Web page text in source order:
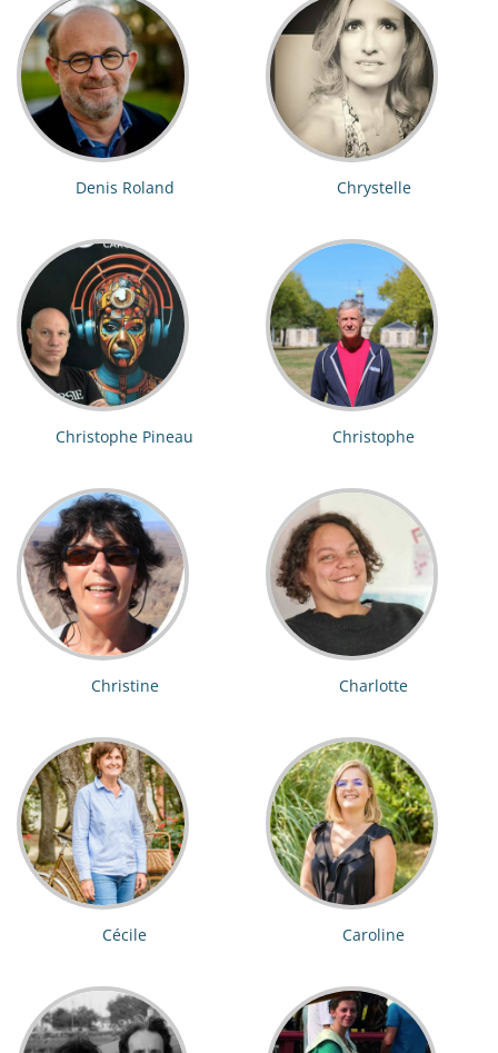
Denis Roland Chrystelle
Christophe Pineau Christophe
Christine Charlotte
Cécile Caroline